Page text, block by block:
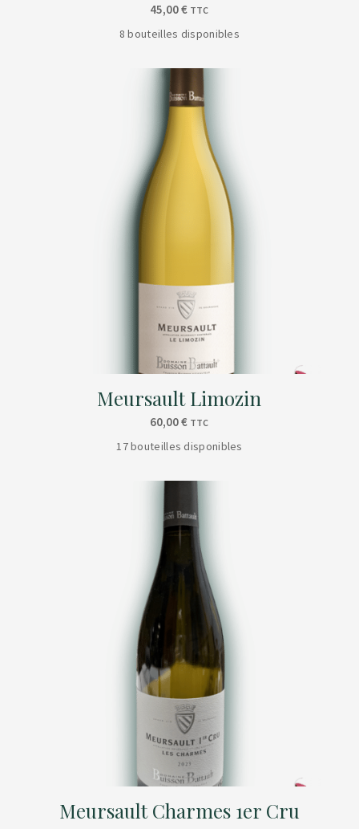
45,00€ TTC
8 bouteilles disponibles
Meursault Limozin
60,00€ TTC
17 bouteilles disponibles
Meursault Charmes 1er Cru